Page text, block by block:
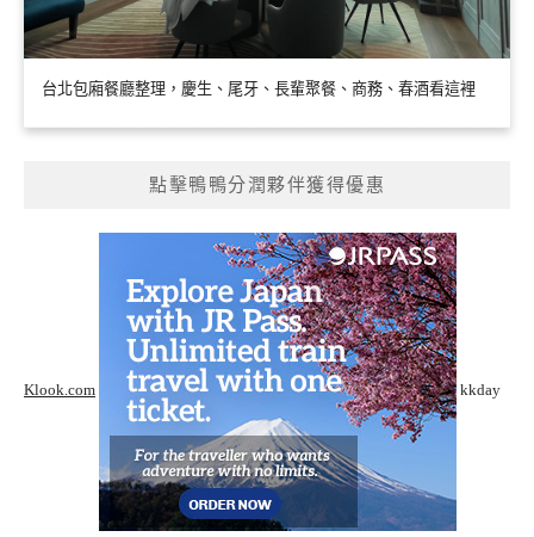
台北包廂餐廳整理，慶生、尾牙、長輩聚餐、商務、春酒看這裡
點擊鴨鴨分潤夥伴獲得優惠
Klook.com kkday